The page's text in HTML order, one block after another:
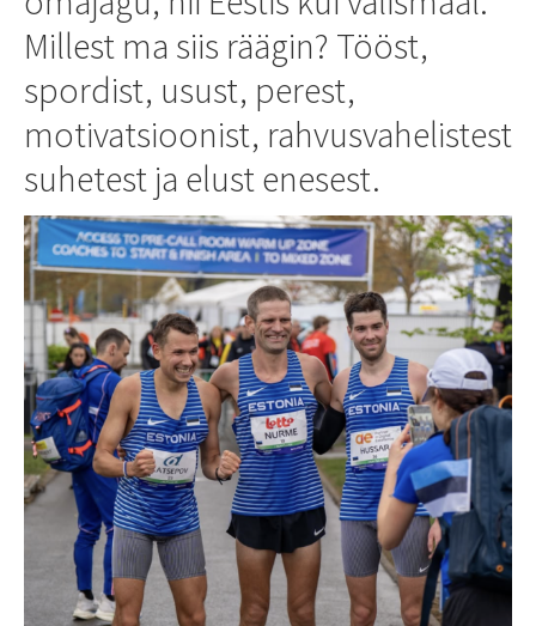
Millest ma siis räägin? Tööst,
spordist, usust, perest,
motivatsioonist, rahvusvahelistest
suhetest ja elust enesest.